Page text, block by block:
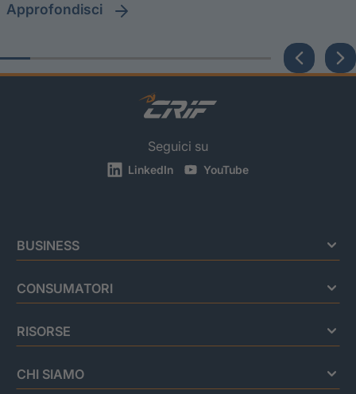
approfondisci
Seguici su
LinkedIn YouTube
BUSINESS
CONSUMATORI
RISORSE
CHI SIAMO